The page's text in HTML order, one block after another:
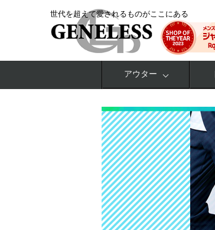
世代を超えて愛されるものがここにある
アウター